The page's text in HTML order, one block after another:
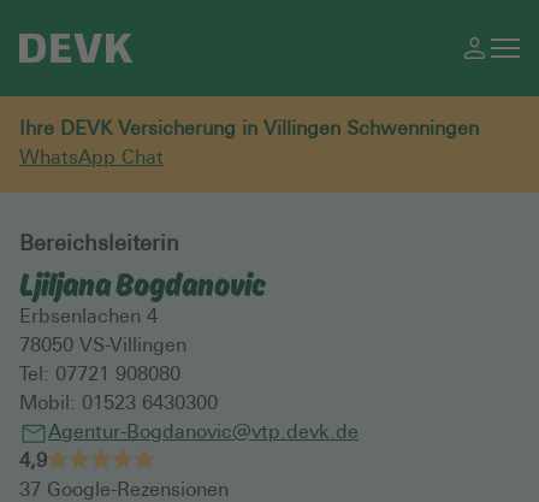
Ihre DEVK Versicherung in Villingen Schwenningen
WhatsApp Chat
Bereichsleiterin
Ljiljana Bogdanovic
Erbsenlachen 4
78050 VS-Villingen
Tel: 07721 908080
Mobil: 01523 6430300
Agentur-Bogdanovic@vtp.devk.de
4,9
37 Google-Rezensionen